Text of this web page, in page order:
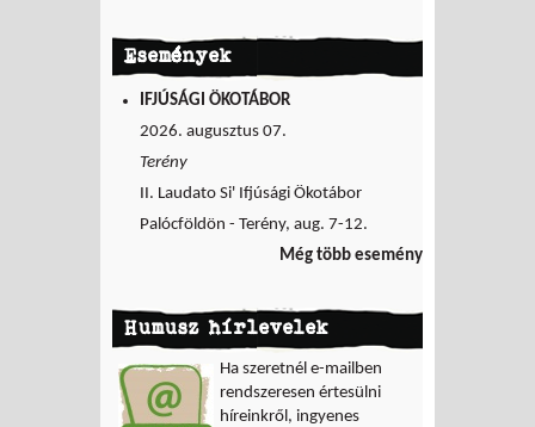
Események
IFJÚSÁGI ÖKOTÁBOR
2026. augusztus 07.
Terény
II. Laudato Si' Ifjúsági Ökotábor
Palócföldön - Terény, aug. 7-12.
Még több esemény
Humusz hírlevelek
Ha szeretnél e-mailben
rendszeresen értesülni
híreinkről, ingyenes